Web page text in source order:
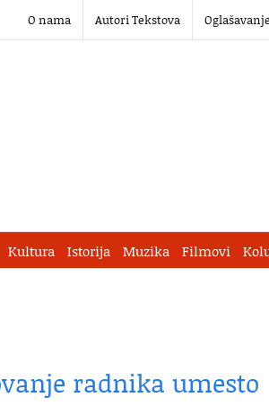
O nama Autori Tekstova
Kultura Istorija Muzika Filmovi
radnika umesto